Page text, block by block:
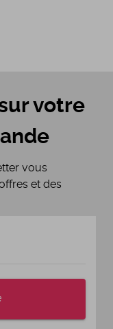
votre
vous
et des